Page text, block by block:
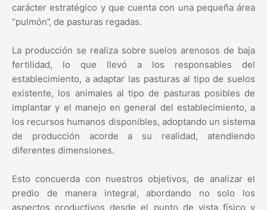
carácter estratégico y que cuenta con una pequeña área
“pulmón”, de pasturas regadas.
La producción se realiza sobre suelos arenosos de baja
fertilidad, lo que llevó a los responsables del
establecimiento, a adaptar las pasturas al tipo de suelos
existente, los animales al tipo de pasturas posibles de
implantar y el manejo en general del establecimiento, a
los recursos humanos disponibles, adoptando un sistema
de producción acorde a su realidad, atendiendo
diferentes dimensiones.
Esto concuerda con nuestros objetivos, de analizar el
predio de manera integral, abordando no solo los
aspectos productivos desde el punto de vista físico y